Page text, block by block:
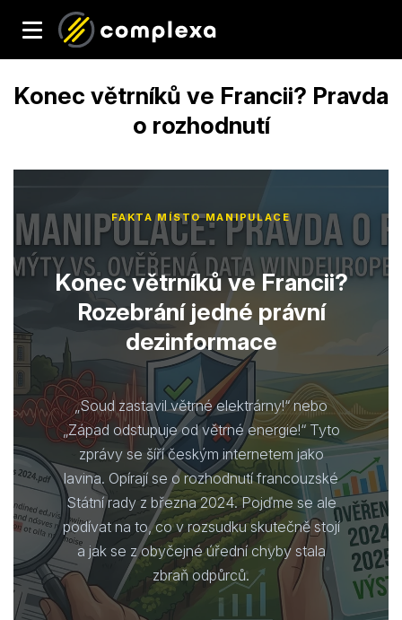
Konec větrníků ve Francii? Pravda
o rozhodnutí
FAKTA MÍSTO MANIPULACE
Konec větrníků ve Francii?
Rozebrání jedné právní
dezinformace
„Soud zastavil větrné elektrárny!“ nebo
„Západ odstupuje od větrné energie!“ Tyto
zprávy se šíří českým internetem jako
lavina. Opírají se o rozhodnutí francouzské
Státní rady z března 2024. Pojďme se ale
podívat na to, co v rozsudku skutečně stojí
a jak se z obyčejné úřední chyby stala
zbraň odpůrců.